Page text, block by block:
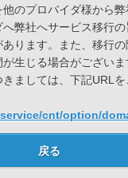
のプロバイダ様から
弊社へサービス移行
ります。また、移行
生じる場合がござい
ましては、下記URLを
cnt/option/
戻る